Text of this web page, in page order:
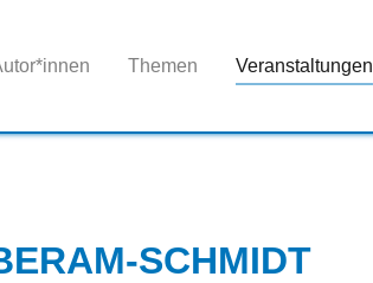
Themen Veranstaltungen
SCHMIDT